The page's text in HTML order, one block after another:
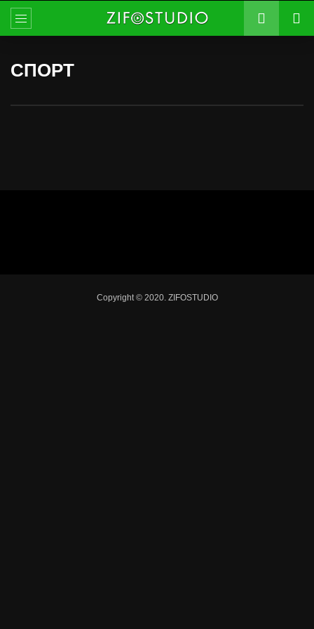
СПОРТ
Copyright © 2020. ZIFOSTUDIO